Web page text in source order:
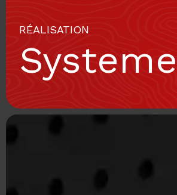
RÉALISATION